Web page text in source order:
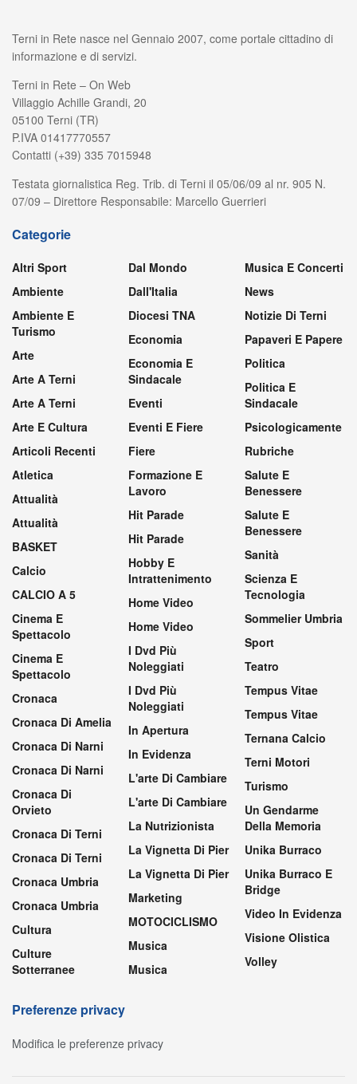
Terni in Rete nasce nel Gennaio 2007, come portale cittadino di
informazione e di servizi.
Terni in Rete – On Web
Villaggio Achille Grandi, 20
05100 Terni (TR)
P.IVA 01417770557
Contatti (+39) 335 7015948
Testata giornalistica Reg. Trib. di Terni il 05/06/09 al nr. 905 N.
07/09 – Direttore Responsabile: Marcello Guerrieri
Categorie
Altri Sport
Ambiente
Ambiente E
Turismo
Arte
Arte A Terni
Arte A Terni
Arte E Cultura
Articoli Recenti
Atletica
Attualità
Attualità
BASKET
Calcio
CALCIO A 5
Cinema E
Spettacolo
Cinema E
Spettacolo
Cronaca
Cronaca Di Amelia
Cronaca Di Narni
Cronaca Di Narni
Cronaca Di
Orvieto
Cronaca Di Terni
Cronaca Di Terni
Cronaca Umbria
Cronaca Umbria
Cultura
Culture
Sotterranee
Dal Mondo
Dall'Italia
Diocesi TNA
Economia
Economia E
Sindacale
Eventi
Eventi E Fiere
Fiere
Formazione E
Lavoro
Hit Parade
Hit Parade
Hobby E
Intrattenimento
Home Video
Home Video
I Dvd Più
Noleggiati
I Dvd Più
Noleggiati
In Apertura
In Evidenza
L'arte Di Cambiare
L'arte Di Cambiare
La Nutrizionista
La Vignetta Di Pier
La Vignetta Di Pier
Marketing
MOTOCICLISMO
Musica
Musica
Musica E Concerti
News
Notizie Di Terni
Papaveri E Papere
Politica
Politica E
Sindacale
Psicologicamente
Rubriche
Salute E
Benessere
Salute E
Benessere
Sanità
Scienza E
Tecnologia
Sommelier Umbria
Sport
Teatro
Tempus Vitae
Tempus Vitae
Ternana Calcio
Terni Motori
Turismo
Un Gendarme
Della Memoria
Unika Burraco
Unika Burraco E
Bridge
Video In Evidenza
Visione Olistica
Volley
Preferenze privacy
Modifica le preferenze privacy